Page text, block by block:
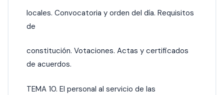
locales. Convocatoria y orden del día. Requisitos
de
constitución. Votaciones. Actas y certificados
de acuerdos.
TEMA 10. El personal al servicio de las